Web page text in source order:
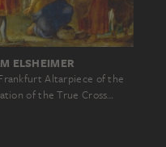
ELSHEIMER
Altarpiece of the
of the True Cross…